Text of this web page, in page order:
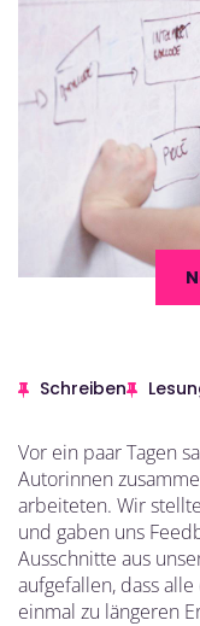
Schreiben
Vor ein paar Tagen
Autorinnen
arbeiteten. Wir
und gaben uns
Ausschnitte aus
aufgefallen, dass
einmal zu längeren